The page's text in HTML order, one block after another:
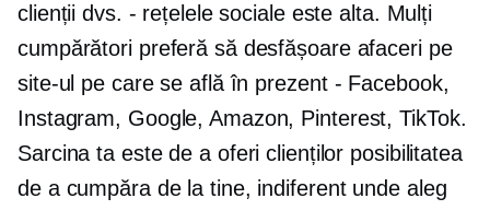
clienții dvs. - rețelele sociale este alta. Mulți
cumpărători preferă să desfășoare afaceri pe
site-ul pe care se află în prezent - Facebook,
Instagram, Google, Amazon, Pinterest, TikTok.
Sarcina ta este de a oferi clienților posibilitatea
de a cumpăra de la tine, indiferent unde aleg